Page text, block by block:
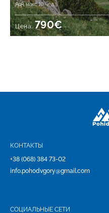
макс 10 чел.
Цена:790€
КОНТАКТЫ
+38 (068) 384 73-02
info.pohodvgory@gmail.com
СОЦИАЛЬНЫЕ СЕТИ